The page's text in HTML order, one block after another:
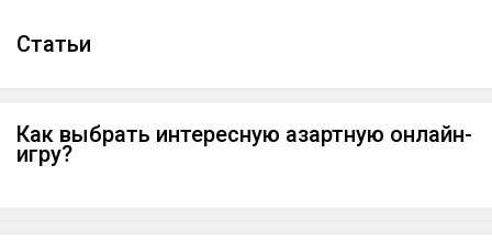
Cтатьи
Как выбрать интересную азартную онлайн-
игру?